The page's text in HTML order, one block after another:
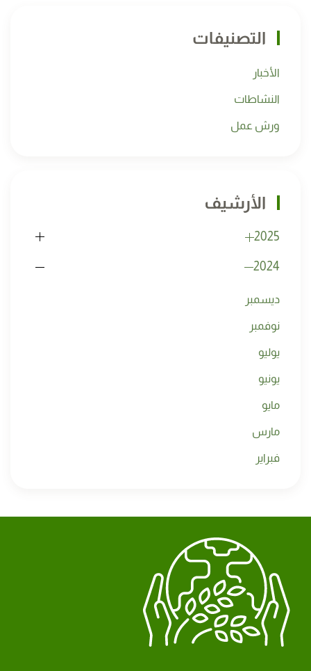
التصنيفات
الأخبار
النشاطات
ورش عمل
الأرشيف
2025
2024
ديسمبر
نوفمبر
يوليو
يونيو
مايو
مارس
فبراير